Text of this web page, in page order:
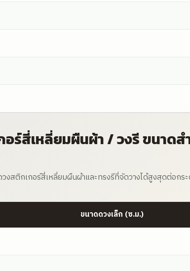
อร์สี่เหลี่ยมผืนผ้า / วงรี ขนาดส
งสติกเกอร์สี่เหลี่ยมผืนผ้าและทรงรีที่จัดวางได้สูงสุดต่อกร
นผ้า / วงรี ขนาดสำเร็จ A4 จำนวน 1 แผ่นได้กี่ดวง
ขนาดดวงเล็ก (ซ.ม.)